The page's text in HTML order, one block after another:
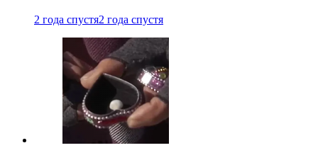
2 года спустя2 года спустя